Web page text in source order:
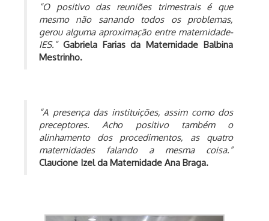
“O positivo das reuniões trimestrais é que
mesmo não sanando todos os problemas,
gerou alguma aproximação entre maternidade-
IES.” Gabriela Farias daMaternidade Balbina
Mestrinho.
“A presença das instituições, assim como dos
preceptores. Acho positivo também o
alinhamento dos procedimentos, as quatro
maternidades falando a mesma coisa.”
Claucione Izel da Maternidade Ana Braga.